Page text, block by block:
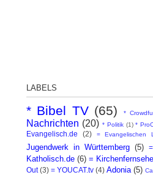
LABELS
* Bibel TV (65) *
Nachrichten (20) * Politik (1) *
Evangelisch.de
(2) = Evangelischen
Jugendwerk in Württemberg (5)
Katholisch.de (6) =
Out (3) = YOUCAT.tv (4) Adonia (5)